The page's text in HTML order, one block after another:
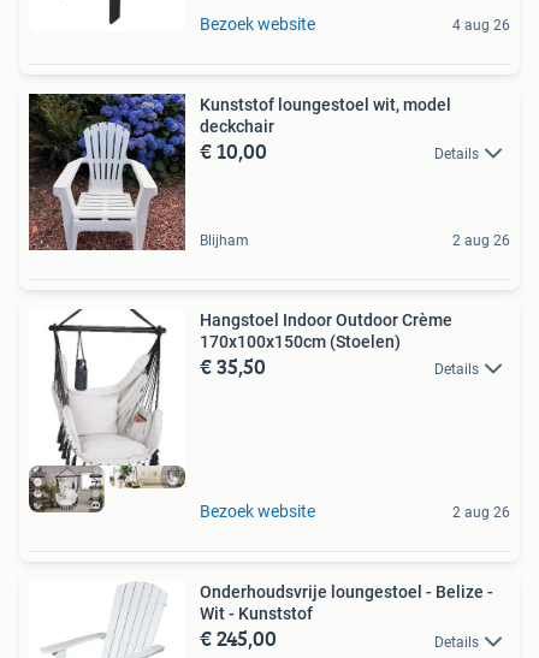
Bezoek website 4 aug 26
Kunststof loungestoel wit, model
deckchair
€ 10,00 Details
Blijham 2 aug 26
Hangstoel Indoor Outdoor Crème
170x100x150cm (Stoelen)
€ 35,50 Details
Bezoek website 2 aug 26
Onderhoudsvrije loungestoel - Belize -
Wit - Kunststof
€ 245,00 Details